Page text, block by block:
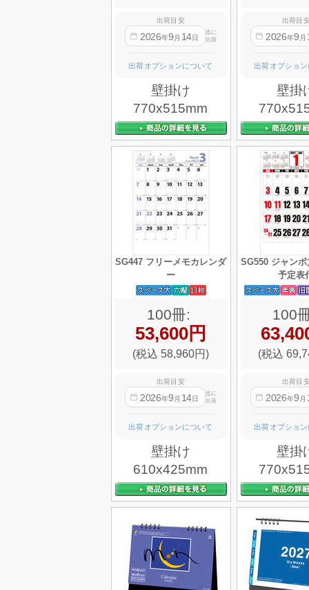
出荷目安
2026年9 月 14日
迄に
出荷
出荷オプションについて
壁掛け
770x515mm
出荷目
2026年9 月
出荷オプショ
壁掛
SG447 フリーメモカレンダ
ー
100冊:
53,600円
(税込 58,960円)
出荷目安
2026年9 月 14日
迄に
出荷
出荷オプションについて
壁掛け
610x425mm
SG550 ジャン
予定表
100
(税込
出荷目
2026年9 月
出荷オプショ
壁掛